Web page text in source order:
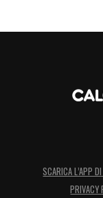
SCARICA L’APP
PRIVACY